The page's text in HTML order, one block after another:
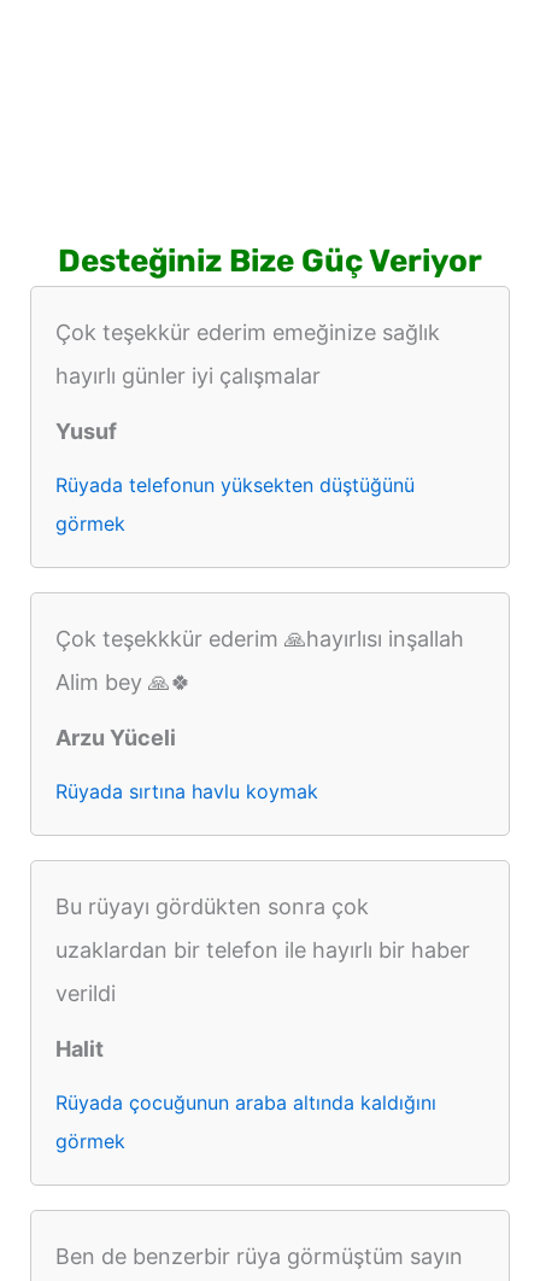
Desteğiniz Bize Güç Veriyor
Çok teşekkür ederim emeğinize sağlık
hayırlı günler iyi çalışmalar
Yusuf
Rüyada telefonun yüksekten düştüğünü
görmek
Çok teşekkkür ederim 🙏hayırlısı inşallah
Alim bey 🙏🍀
Arzu Yüceli
Rüyada sırtına havlu koymak
Bu rüyayı gördükten sonra çok
uzaklardan bir telefon ile hayırlı bir haber
verildi
Halit
Rüyada çocuğunun araba altında kaldığını
görmek
Ben de benzerbir rüya görmüştüm sayın